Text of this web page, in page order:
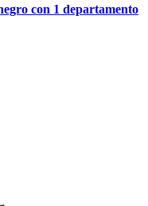
con 1 departamento